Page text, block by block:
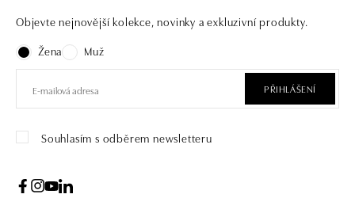
Objevte nejnovější kolekce, novinky a exkluzivní produkty.
Žena
Muž
PŘIHLÁŠENÍ
Souhlasím s odběrem newsletteru